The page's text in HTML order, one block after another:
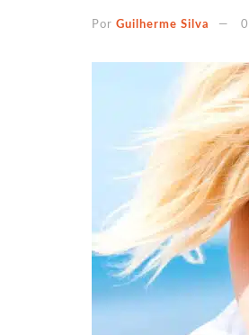
Por Guilherme Silva